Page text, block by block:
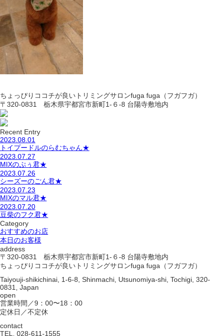
ちょっぴりココチが良いトリミングサロンfuga fuga（フガフガ）
〒320-0831 栃木県宇都宮市新町1-６-8 台陽寺敷地内
Recent Entry
2023.08.01
トイプードルのらむちゃん★
2023.07.27
MIXのぷぅ君★
2023.07.26
シーズーのごん君★
2023.07.23
MIXのマル君★
2023.07.20
豆柴のフク君★
Category
おすすめのお店
本日のお客様
address
〒320-0831 栃木県宇都宮市新町1-６-8 台陽寺敷地内
ちょっぴりココチが良いトリミングサロンfuga fuga（フガフガ）
Taiyouji-shikichinai, 1-6-8, Shinmachi, Utsunomiya-shi, Tochigi, 320-
0831, Japan
open
営業時間／9：00〜18：00
定休日／不定休
contact
TEL. 028-611-1555